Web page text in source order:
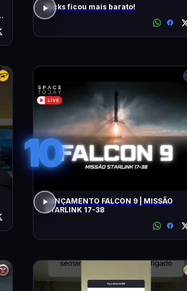
Kicks ficou mais barato!
10
LANÇAMENTO FALCON 9 | MISSÃO
STARLINK 17-38